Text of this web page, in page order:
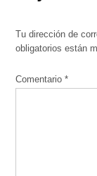
Tu dirección de
obligatorios están
Comentario*